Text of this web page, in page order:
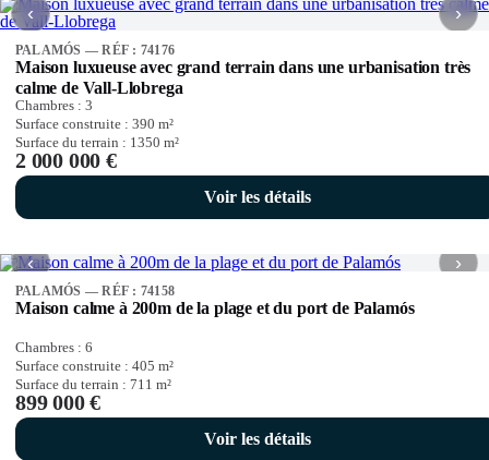
‹ ›
PALAMÓS — RÉF : 74176
Maison luxueuse avec grand terrain dans une urbanisation très
calme de Vall-Llobrega
Chambres : 3
Surface construite : 390 m²
Surface du terrain : 1350 m²
2 000 000 €
Voir les détails
‹ ›
PALAMÓS — RÉF : 74158
Maison calme à 200m de la plage et du port de Palamós
Chambres : 6
Surface construite : 405 m²
Surface du terrain : 711 m²
899 000 €
Voir les détails